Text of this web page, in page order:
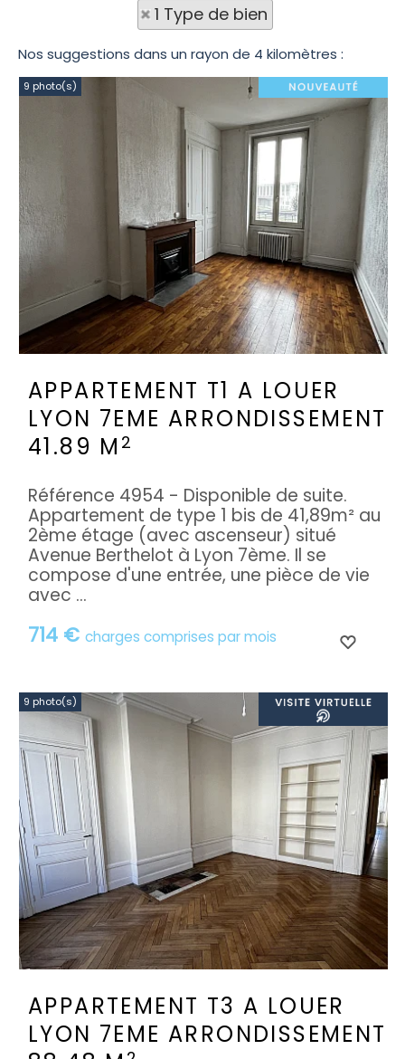
1 Type de bien
Nos suggestions dans un rayon de 4 kilomètres :
9 photo(s)
APPARTEMENT T1 A LOUER
LYON 7EME ARRONDISSEMENT
41.89 M 2
714 € charges comprises par mois
Référence 4954 - Disponible de suite.
Appartement de type 1 bis de 41,89m² au
2ème étage (avec ascenseur) situé
Avenue Berthelot à Lyon 7ème. Il se
compose d'une entrée, une pièce de vie
avec ...
9 photo(s)
APPARTEMENT T3 A LOUER
LYON 7EME ARRONDISSEMENT